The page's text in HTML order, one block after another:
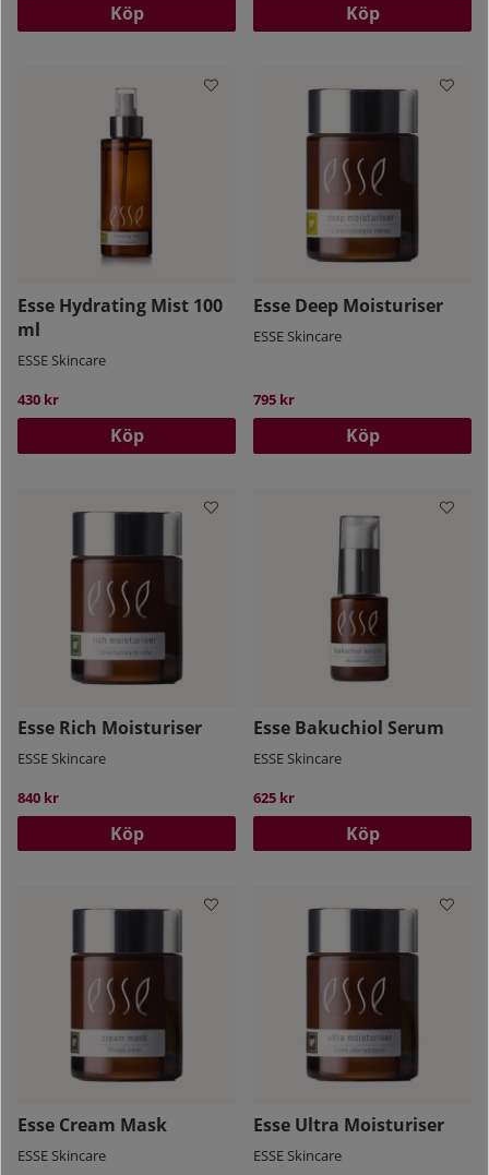
Köp Köp
Esse Hydrating Mist 100
ml
ESSE Skincare
430 kr
Köp
Esse Deep Moisturiser
ESSE Skincare
795 kr
Köp
Esse Rich Moisturiser
ESSE Skincare
840 kr
Köp
Esse Bakuchiol Serum
ESSE Skincare
625 kr
Köp
Esse Cream Mask
ESSE Skincare
Esse Ultra Moisturiser
ESSE Skincare